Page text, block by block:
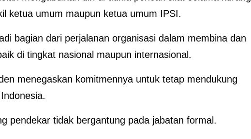
ketua umum maupun ketua umum IPSI.
bagian dari perjalanan organisasi dalam membina dan
di tingkat nasional maupun internasional.
menegaskan komitmennya untuk tetap mendukung
pendekar tidak bergantung pada jabatan formal.